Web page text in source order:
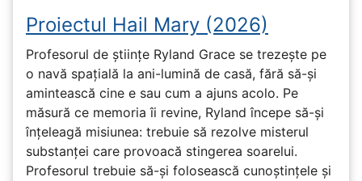
Proiectul Hail Mary (2026)
Profesorul de științe Ryland Grace se trezește pe
o navă spațială la ani-lumină de casă, fără să-și
amintească cine e sau cum a ajuns acolo. Pe
măsură ce memoria îi revine, Ryland începe să-și
înțeleagă misiunea: trebuie să rezolve misterul
substanței care provoacă stingerea soarelui.
Profesorul trebuie să-și folosească cunoștințele și